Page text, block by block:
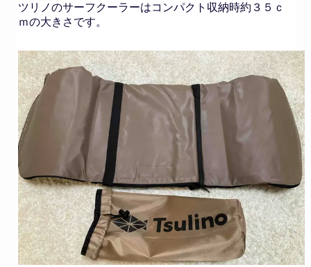
ツリノのサーフクーラーはコンパクト収納時約３５ｃ
ｍの大きさです。